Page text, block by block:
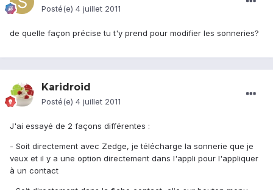
Posté(e) 4 juillet 2011
de quelle façon précise tu t'y prend pour modifier les sonneries?
Karidroid
Posté(e) 4 juillet 2011
J'ai essayé de 2 façons différentes :
- Soit directement avec Zedge, je télécharge la sonnerie que je
veux et il y a une option directement dans l'appli pour l'appliquer
à un contact